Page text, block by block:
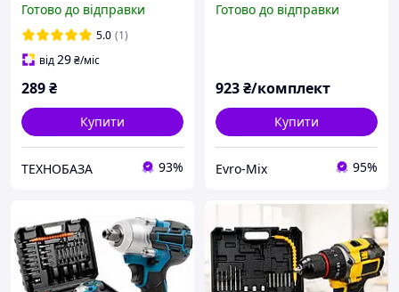
шуруповерта 90°
Готово до відправки
5.0 (1)
від29₴/міс
289₴
Купити
ТЕХНОБАЗА 93%
насадок для шурупокрута
Готово до відправки
923₴/комплект
Купити
Evro-Mix 95%